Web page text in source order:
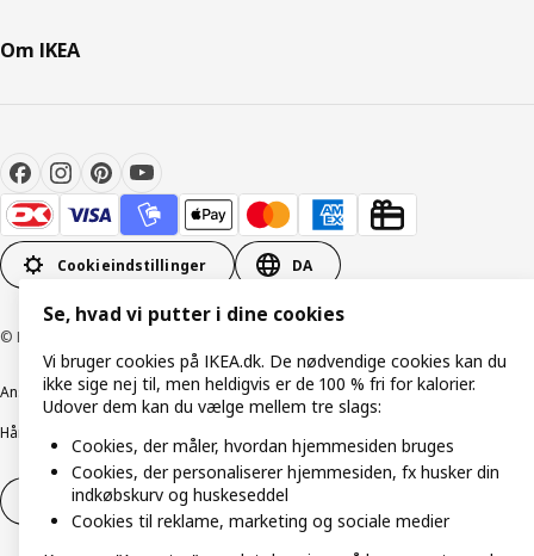
Om IKEA
Cookieindstillinger DA
© Inter IKEA Systems B.V. 1999-2026
Ansvarlig rapporteringCookiepolitikDigital tilgængelighed
Håndtering af persondata
Fortryd dit køb Fortryd dit køb af service
Se, hvad vi putter i dine cookies
Vi bruger cookies på IKEA.dk. De nødvendige cookies kan du
ikke sige nej til, men heldigvis er de 100 % fri for kalorier.
Udover dem kan du vælge mellem tre slags:
Cookies, der måler, hvordan hjemmesiden bruges
Cookies, der personaliserer hjemmesiden, fx husker din
indkøbskurv og huskeseddel
Cookies til reklame, marketing og sociale medier